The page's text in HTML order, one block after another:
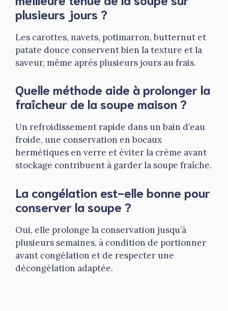
plusieurs jours ?
Les carottes, navets, potimarron, butternut et
patate douce conservent bien la texture et la
saveur, même après plusieurs jours au frais.
Quelle méthode aide à prolonger la
fraîcheur de la soupe maison ?
Un refroidissement rapide dans un bain d’eau
froide, une conservation en bocaux
hermétiques en verre et éviter la crème avant
stockage contribuent à garder la soupe fraîche.
La congélation est-elle bonne pour
conserver la soupe ?
Oui, elle prolonge la conservation jusqu’à
plusieurs semaines, à condition de portionner
avant congélation et de respecter une
décongélation adaptée.